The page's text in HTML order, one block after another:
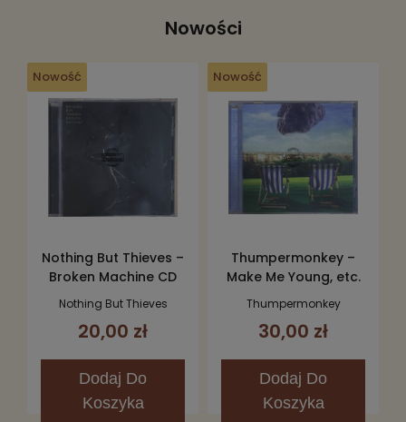
Nowości
Nowość
Nothing But Thieves –
Broken Machine CD
Nothing But Thieves
20,00 zł
Dodaj Do
Koszyka
Nowość
Thumpermonkey –
Make Me Young, etc.
Thumpermonkey
30,00 zł
Dodaj Do
Koszyka